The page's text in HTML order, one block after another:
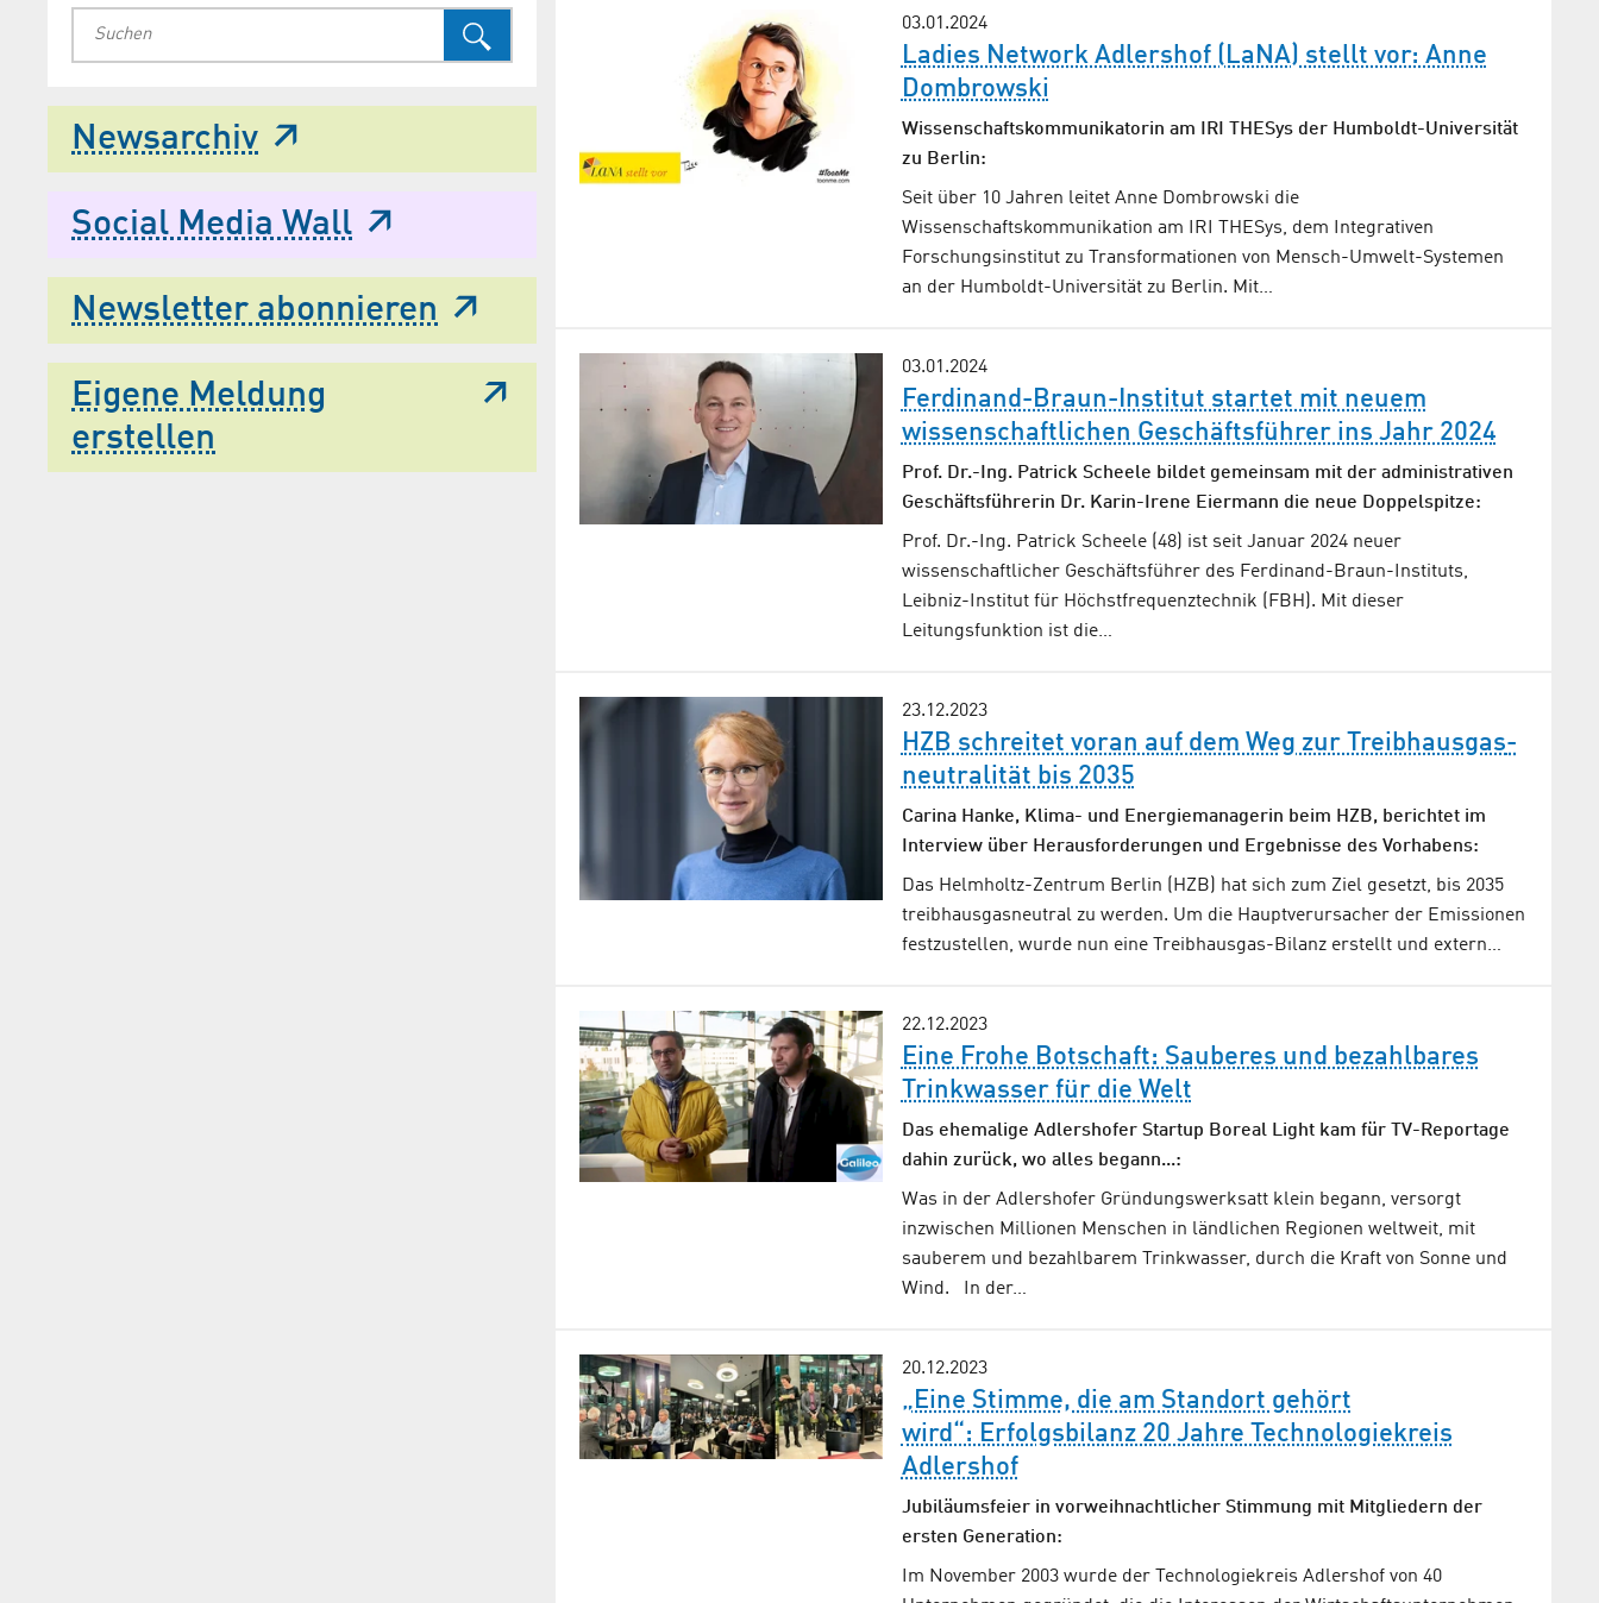
Newsarchiv
Social Media Wall
Newsletter abonnieren
Eigene Meldung
erstellen
03.01.2024
Ladies Network Adlershof (LaNA) stellt vor: Anne
Dombrowski
Wissenschaftskommunikatorin am IRI THESys der Humboldt-Universität
zu Berlin:
Seit über 10 Jahren leitet Anne Dombrowski die
Wissenschaftskommunikation am IRI THESys, dem Integrativen
Forschungsinstitut zu Transformationen von Mensch-Umwelt-Systemen
an der Humboldt-Universität zu Berlin. Mit…
03.01.2024
Ferdinand-Braun-Institut startet mit neuem
wissenschaftlichen Geschäftsführer ins Jahr 2024
Prof. Dr.-Ing. Patrick Scheele bildet gemeinsam mit der administrativen
Geschäftsführerin Dr. Karin-Irene Eiermann die neue Doppelspitze:
Prof. Dr.-Ing. Patrick Scheele (48) ist seit Januar 2024 neuer
wissenschaftlicher Geschäftsführer des Ferdinand-Braun-Instituts,
Leibniz-Institut für Höchstfrequenztechnik (FBH). Mit dieser
Leitungsfunktion ist die…
23.12.2023
HZB schreitet voran auf dem Weg zur Treibhaus­gas­
neutralität bis 2035
Carina Hanke, Klima- und Energiemanagerin beim HZB, berichtet im
Interview über Herausforderungen und Ergebnisse des Vorhabens:
Das Helmholtz-Zentrum Berlin (HZB) hat sich zum Ziel gesetzt, bis 2035
treibhausgasneutral zu werden. Um die Hauptverursacher der Emissionen
festzustellen, wurde nun eine Treibhausgas-Bilanz erstellt und extern…
22.12.2023
Eine Frohe Botschaft: Sauberes und bezahlbares
Trinkwasser für die Welt
Das ehemalige Adlershofer Startup Boreal Light kam für TV-Reportage
dahin zurück, wo alles begann...:
Was in der Adlershofer Gründungswerksatt klein begann, versorgt
inzwischen Millionen Menschen in ländlichen Regionen weltweit, mit
sauberem und bezahlbarem Trinkwasser, durch die Kraft von Sonne und
Wind. In der…
20.12.2023
„Eine Stimme, die am Standort gehört
wird“: Erfolgsbilanz 20 Jahre Technologiekreis
Adlershof
Jubiläumsfeier in vorweihnachtlicher Stimmung mit Mitgliedern der
ersten Generation:
Im November 2003 wurde der Technologiekreis Adlershof von 40